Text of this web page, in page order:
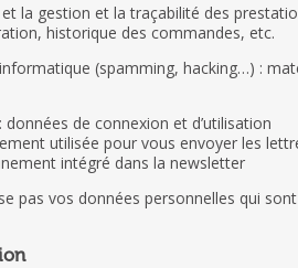
la gestion et la traçabilité des
historique des commandes, etc.
(spamming, hacking…) :
de connexion et d’utilisation
utilisée pour vous envoyer les
intégré dans la newsletter
pas vos données personnelles qui